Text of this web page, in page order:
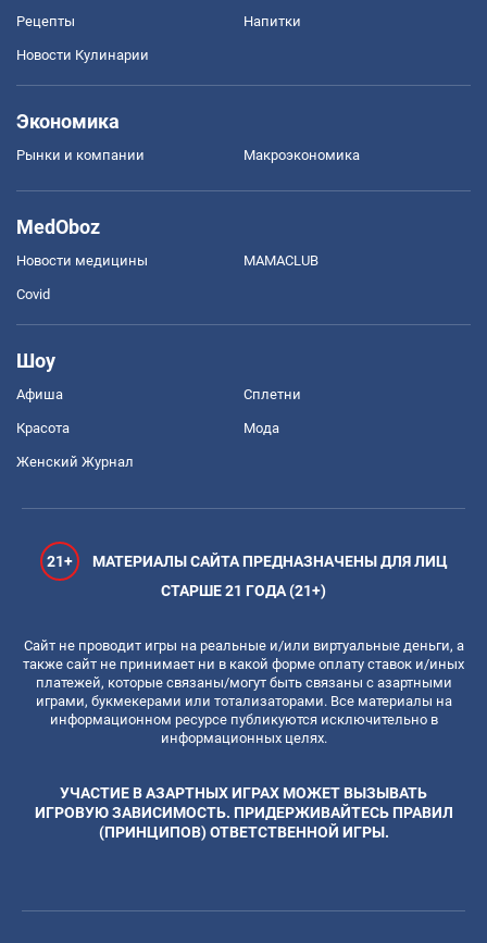
Рецепты Напитки
Новости Кулинарии
Экономика
Рынки и компании Mакроэкономика
MedOboz
Новости медицины MAMACLUB
Covid
Шоу
Афиша Сплетни
Красота Мода
Женский Журнал
21+
МАТЕРИАЛЫ САЙТА ПРЕДНАЗНАЧЕНЫ ДЛЯ ЛИЦ
СТАРШЕ 21 ГОДА (21+)
Сайт не проводит игры на реальные и/или виртуальные деньги, а
также сайт не принимает ни в какой форме оплату ставок и/иных
платежей, которые связаны/могут быть связаны с азартными
играми, букмекерами или тотализаторами. Все материалы на
информационном ресурсе публикуются исключительно в
информационных целях.
УЧАСТИЕ В АЗАРТНЫХ ИГРАХ МОЖЕТ ВЫЗЫВАТЬ
ИГРОВУЮ ЗАВИСИМОСТЬ. ПРИДЕРЖИВАЙТЕСЬ ПРАВИЛ
(ПРИНЦИПОВ) ОТВЕТСТВЕННОЙ ИГРЫ.